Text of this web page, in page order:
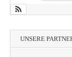
UNSERE